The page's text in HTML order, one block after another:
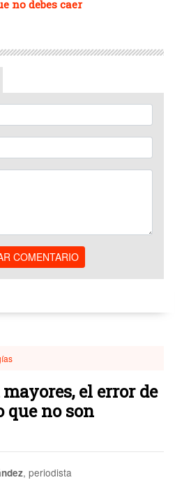
no debes caer
COMENTARIO
el error de
que no son
, periodista